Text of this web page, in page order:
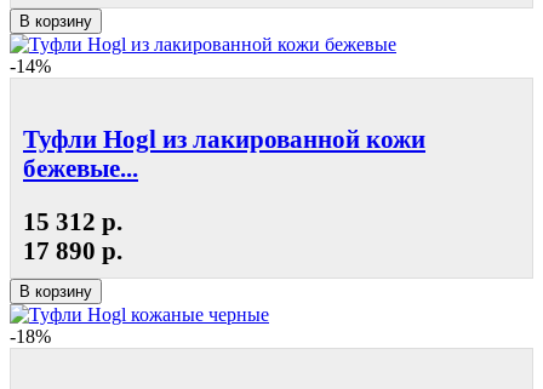
В корзину
-14%
Туфли Hogl из лакированной кожи
бежевые...
15 312 р.
17 890 р.
В корзину
-18%